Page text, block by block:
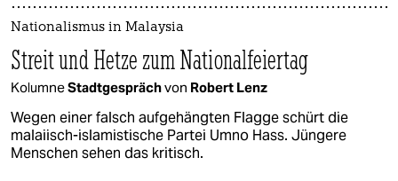
Nationalismus in Malaysia
Streit und Hetze zum Nationalfeiertag
KolumneStadtgesprächvon Robert Lenz
Wegen einer falsch aufgehängten Flagge schürt die
malaiisch-islamistische Partei Umno Hass. Jüngere
Menschen sehen das kritisch.